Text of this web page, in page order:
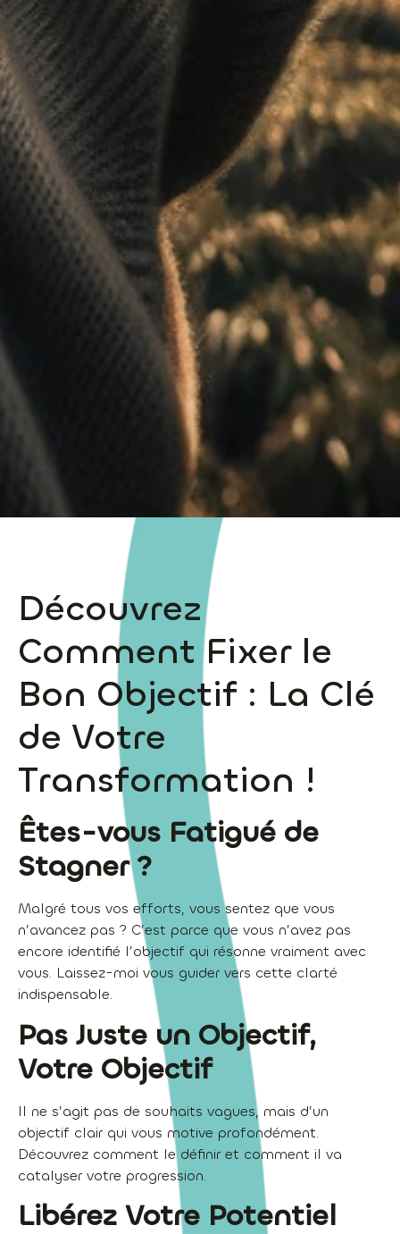
Découvrez
Comment Fixer le
Bon Objectif : La Clé
de Votre
Transformation !
Êtes-vous Fatigué de
Stagner ?
Malgré tous vos efforts, vous sentez que vous
n’avancez pas ? C’est parce que vous n’avez pas
encore identifié l’objectif qui résonne vraiment avec
vous. Laissez-moi vous guider vers cette clarté
indispensable.
Pas Juste un Objectif,
Votre Objectif
Il ne s’agit pas de souhaits vagues, mais d’un
objectif clair qui vous motive profondément.
Découvrez comment le définir et comment il va
catalyser votre progression.
Libérez Votre Potentiel